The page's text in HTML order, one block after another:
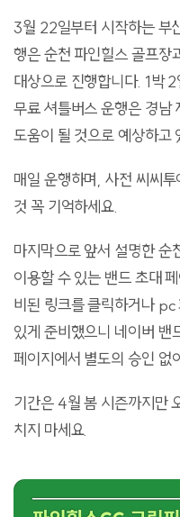
3월 22일부터 시작하는 부
행은 순천 파인힐스 골프
대상으로 진행합니다. 1박
무료 셔틀버스 운행은 경남
도움이 될 것으로 예상하고
매일 운행하며, 사전 씨씨
것 꼭 기억하세요.
마지막으로 앞서 설명한 순
이용할 수 있는 밴드 초대
비된 링크를 클릭하거나
있게 준비했으니 네이버 밴
페이지에서 별도의 승인 없
기간은 4월 봄 시즌까지만
치지 마세요.